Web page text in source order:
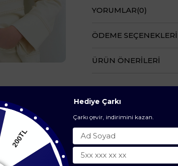
YORUMLAR(0)
ÖDEME SEÇENEKLERI
ÜRÜN ÖNERILERI
BENZER ÜRÜNLER
%10
200TL
Hediye Çarkı
Çarkı çevir, indirimini kazan.